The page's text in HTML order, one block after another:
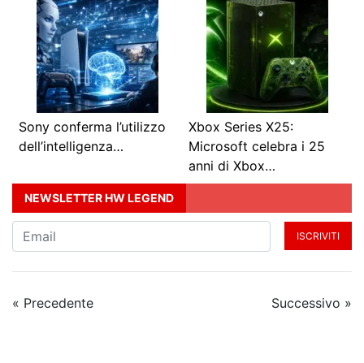
Sony conferma l’utilizzo
dell’intelligenza…
Xbox Series X25:
Microsoft celebra i 25
anni di Xbox…
NEWSLETTER HW LEGEND
ISCRIVITI
« Precedente Successivo »